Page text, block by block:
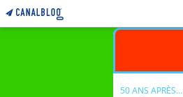
50 ANS APRÈS...